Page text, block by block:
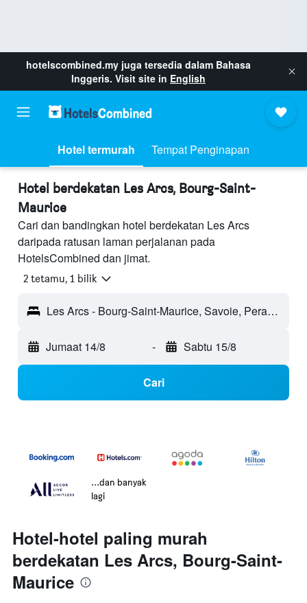
hotelscombined.my juga tersedia dalam Bahasa
Inggeris. Visit site in English
Hotel termurah Tempat Penginapan
Hotel berdekatan Les Arcs, Bourg-Saint-
Maurice
Cari dan bandingkan hotel berdekatan Les Arcs
daripada ratusan laman perjalanan pada
HotelsCombined dan jimat.
2 tetamu, 1 bilik
Les Arcs - Bourg-Saint-Maurice, Savoie, Perancis
Jumaat 14/8 - Sabtu 15/8
Cari
...dan banyak
lagi
Hotel-hotel paling murah
berdekatan Les Arcs, Bourg-Saint-
Maurice